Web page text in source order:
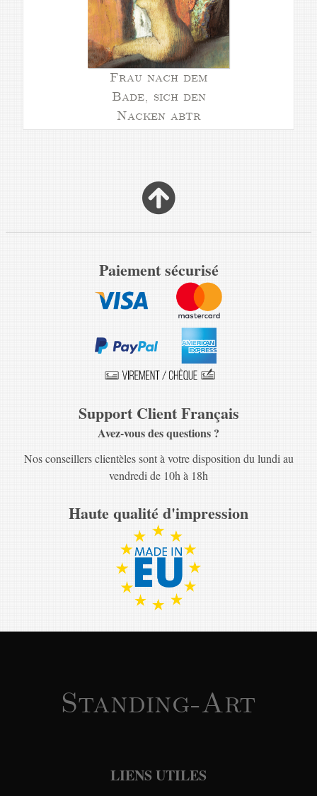
Frau nach dem
Bade, sich den
Nacken abtr
Paiement sécurisé
Support Client Français
Avez-vous des questions ?
Nos conseillers clientèles sont à votre disposition du lundi au
vendredi de 10h à 18h
Haute qualité d'impression
Standing-Art
LIENS UTILES